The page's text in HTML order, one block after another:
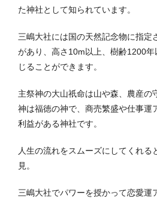
た神社として知られています。
三嶋大社には国の天然記念物に指定
があり、高さ10m以上、樹齢1200
じることができます。
主祭神の大山祇命は山や森、農産の
神は福徳の神で、商売繁盛や仕事運
利益がある神社です。
人生の流れをスムーズにしてくれる
見。
三嶋大社でパワーを授かって恋愛運